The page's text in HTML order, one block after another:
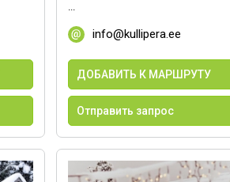
...
info@kullipera.ee
ДОБАВИТЬ К МАРШРУТУ
Отправить запрос